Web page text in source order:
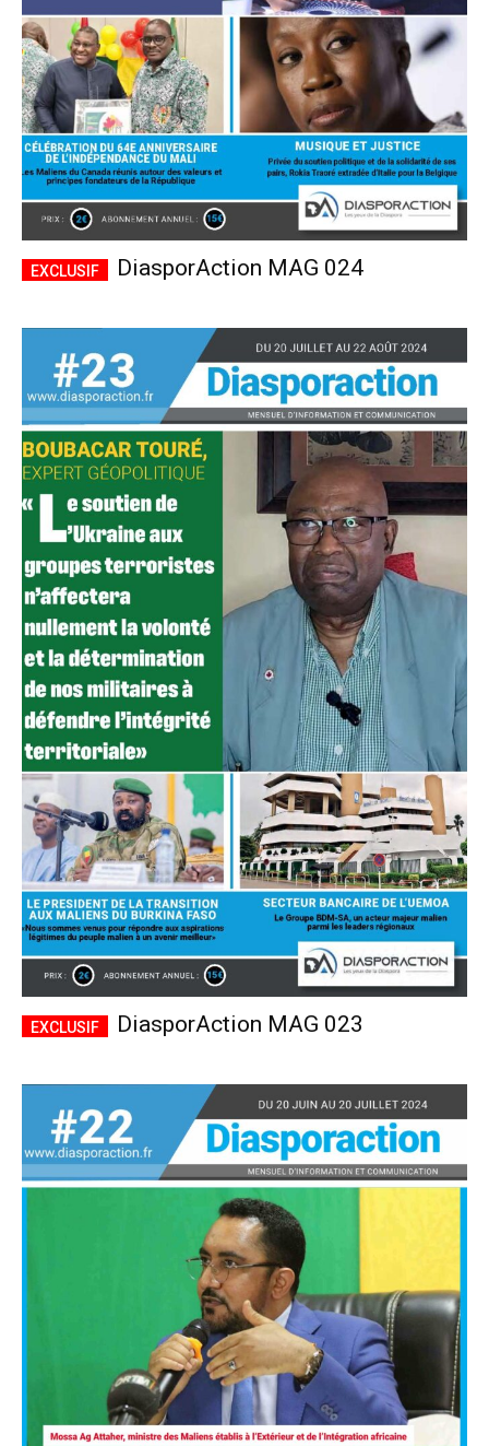
DiasporAction MAG 024
DiasporAction MAG 023